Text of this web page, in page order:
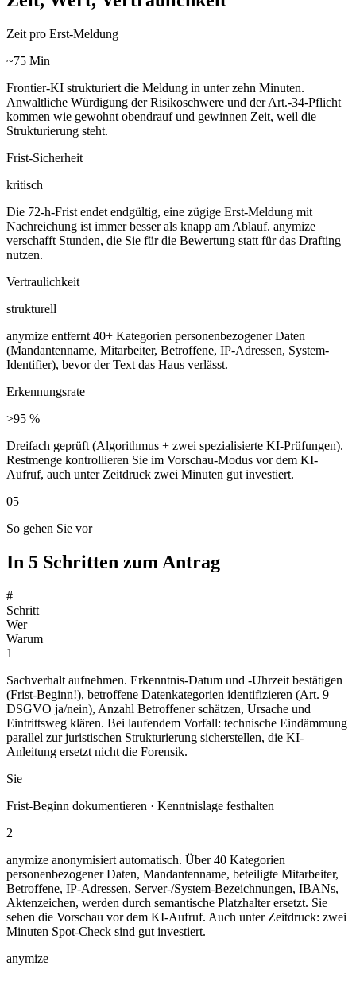
Zeit pro Erst-Meldung
~75 Min
Frontier-KI strukturiert die Meldung in unter zehn Minuten.
Anwaltliche Würdigung der Risikoschwere und der Art.-34-Pflicht
kommen wie gewohnt obendrauf und gewinnen Zeit, weil die
Strukturierung steht.
Frist-Sicherheit
kritisch
Die 72-h-Frist endet endgültig, eine zügige Erst-Meldung mit
Nachreichung ist immer besser als knapp am Ablauf. anymize
verschafft Stunden, die Sie für die Bewertung statt für das Drafting
nutzen.
Vertraulichkeit
strukturell
anymize entfernt 40+ Kategorien personenbezogener Daten
(Mandantenname, Mitarbeiter, Betroffene, IP-Adressen, System-
Identifier), bevor der Text das Haus verlässt.
Erkennungsrate
>95 %
Dreifach geprüft (Algorithmus + zwei spezialisierte KI-Prüfungen).
Restmenge kontrollieren Sie im Vorschau-Modus vor dem KI-
Aufruf, auch unter Zeitdruck zwei Minuten gut investiert.
05
So gehen Sie vor
In 5 Schritten zum Antrag
#
Schritt
Wer
Warum
1
Sachverhalt aufnehmen. Erkenntnis-Datum und -Uhrzeit bestätigen
(Frist-Beginn!), betroffene Datenkategorien identifizieren (Art. 9
DSGVO ja/nein), Anzahl Betroffener schätzen, Ursache und
Eintrittsweg klären. Bei laufendem Vorfall: technische Eindämmung
parallel zur juristischen Strukturierung sicherstellen, die KI-
Anleitung ersetzt nicht die Forensik.
Sie
Frist-Beginn dokumentieren · Kenntnislage festhalten
2
anymize anonymisiert automatisch. Über 40 Kategorien
personenbezogener Daten, Mandantenname, beteiligte Mitarbeiter,
Betroffene, IP-Adressen, Server-/System-Bezeichnungen, IBANs,
Aktenzeichen, werden durch semantische Platzhalter ersetzt. Sie
sehen die Vorschau vor dem KI-Aufruf. Auch unter Zeitdruck: zwei
Minuten Spot-Check sind gut investiert.
anymize